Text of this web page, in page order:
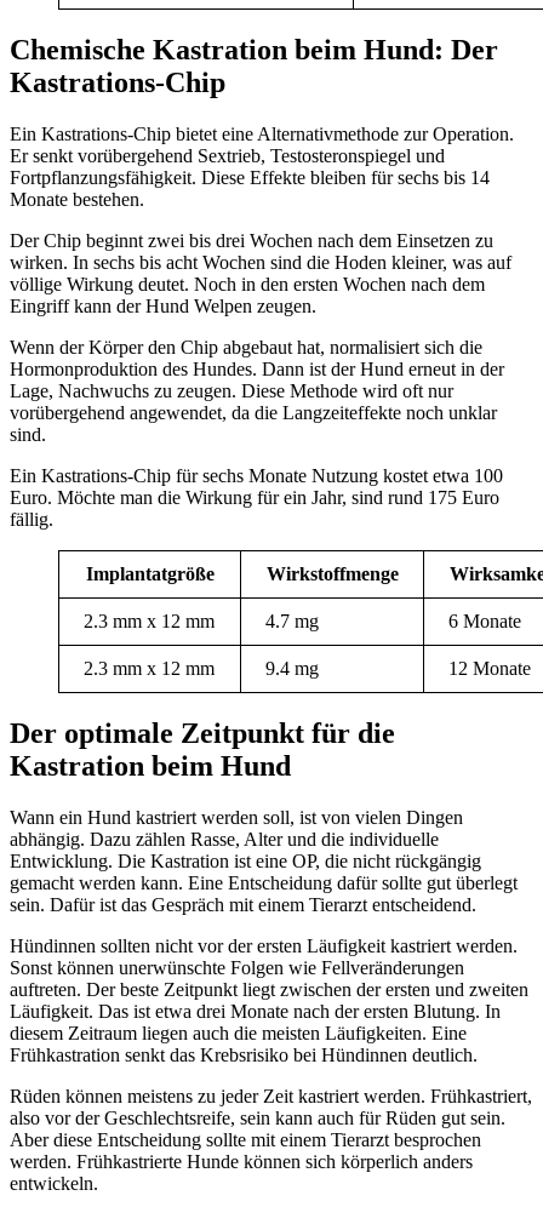
Chemische Kastration beim Hund: Der
Kastrations-Chip
Ein Kastrations-Chip bietet eine Alternativmethode zur Operation.
Er senkt vorübergehend Sextrieb, Testosteronspiegel und
Fortpflanzungsfähigkeit. Diese Effekte bleiben für sechs bis 14
Monate bestehen.
Der Chip beginnt zwei bis drei Wochen nach dem Einsetzen zu
wirken. In sechs bis acht Wochen sind die Hoden kleiner, was auf
völlige Wirkung deutet. Noch in den ersten Wochen nach dem
Eingriff kann der Hund Welpen zeugen.
Wenn der Körper den Chip abgebaut hat, normalisiert sich die
Hormonproduktion des Hundes. Dann ist der Hund erneut in der
Lage, Nachwuchs zu zeugen. Diese Methode wird oft nur
vorübergehend angewendet, da die Langzeiteffekte noch unklar
sind.
Ein Kastrations-Chip für sechs Monate Nutzung kostet etwa 100
Euro. Möchte man die Wirkung für ein Jahr, sind rund 175 Euro
fällig.
Implantatgröße Wirkstoffmenge
2.3 mm x 12 mm 4.7 mg 6 Monate
2.3 mm x 12 mm 9.4 mg 12 Monate
Der optimale Zeitpunkt für die
Kastration beim Hund
Wann ein Hund kastriert werden soll, ist von vielen Dingen
abhängig. Dazu zählen Rasse, Alter und die individuelle
Entwicklung. Die Kastration ist eine OP, die nicht rückgängig
gemacht werden kann. Eine Entscheidung dafür sollte gut überlegt
sein. Dafür ist das Gespräch mit einem Tierarzt entscheidend.
Hündinnen sollten nicht vor der ersten Läufigkeit kastriert werden.
Sonst können unerwünschte Folgen wie Fellveränderungen
auftreten. Der beste Zeitpunkt liegt zwischen der ersten und zweiten
Läufigkeit. Das ist etwa drei Monate nach der ersten Blutung. In
diesem Zeitraum liegen auch die meisten Läufigkeiten. Eine
Frühkastration senkt das Krebsrisiko bei Hündinnen deutlich.
Rüden können meistens zu jeder Zeit kastriert werden. Frühkastriert,
also vor der Geschlechtsreife, sein kann auch für Rüden gut sein.
Aber diese Entscheidung sollte mit einem Tierarzt besprochen
werden. Frühkastrierte Hunde können sich körperlich anders
entwickeln.